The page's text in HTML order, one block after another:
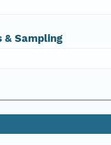
& Sampling